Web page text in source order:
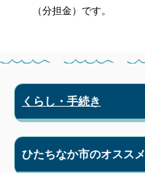
（分担金）です。
くらし・手続き
ひたちなか市のオススメ